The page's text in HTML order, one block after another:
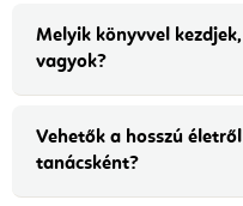
Melyik könyvvel
vagyok?
Vehetők a hosszú
tanácsként?